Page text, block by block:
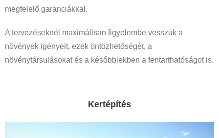
megfelelő garanciákkal.
A tervezéseknél maximálisan figyelembe vesszük a
növények igényeit, ezek öntözhetőségét, a
növénytársulásokat és a későbbiekben a fentarthatóságot is.
Kertépítés